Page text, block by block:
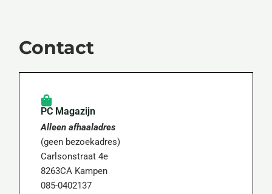
Contact
PC Magazijn
Alleen afhaaladres
(geen bezoekadres)
Carlsonstraat 4e
8263CA Kampen
085-0402137